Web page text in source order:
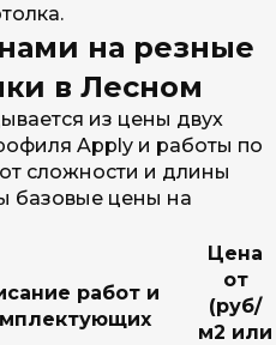
на резные
в Лесном
из цены двух
Apply и работы по
сложности и длины
базовые цены на
работ и
Цена
от
(руб/
м2 или